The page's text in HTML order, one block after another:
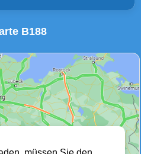
Stau
(2)
Sperrungen
B188